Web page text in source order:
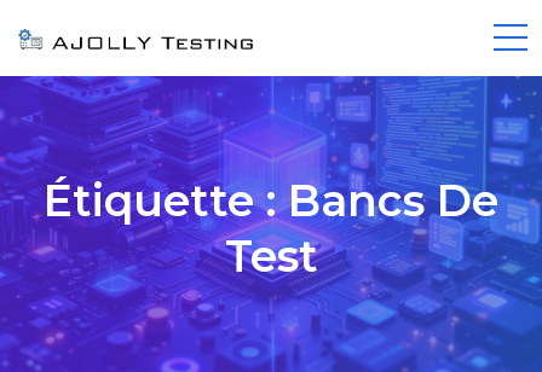
Étiquette :Bancs De
Test